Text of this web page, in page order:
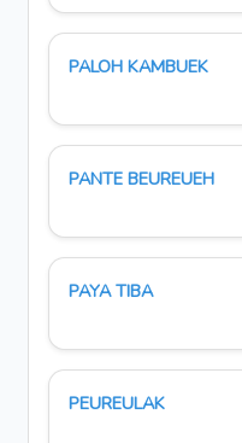
PALOH KAMBUEK
PANTE BEUREUEH
PAYA TIBA
PEUREULAK